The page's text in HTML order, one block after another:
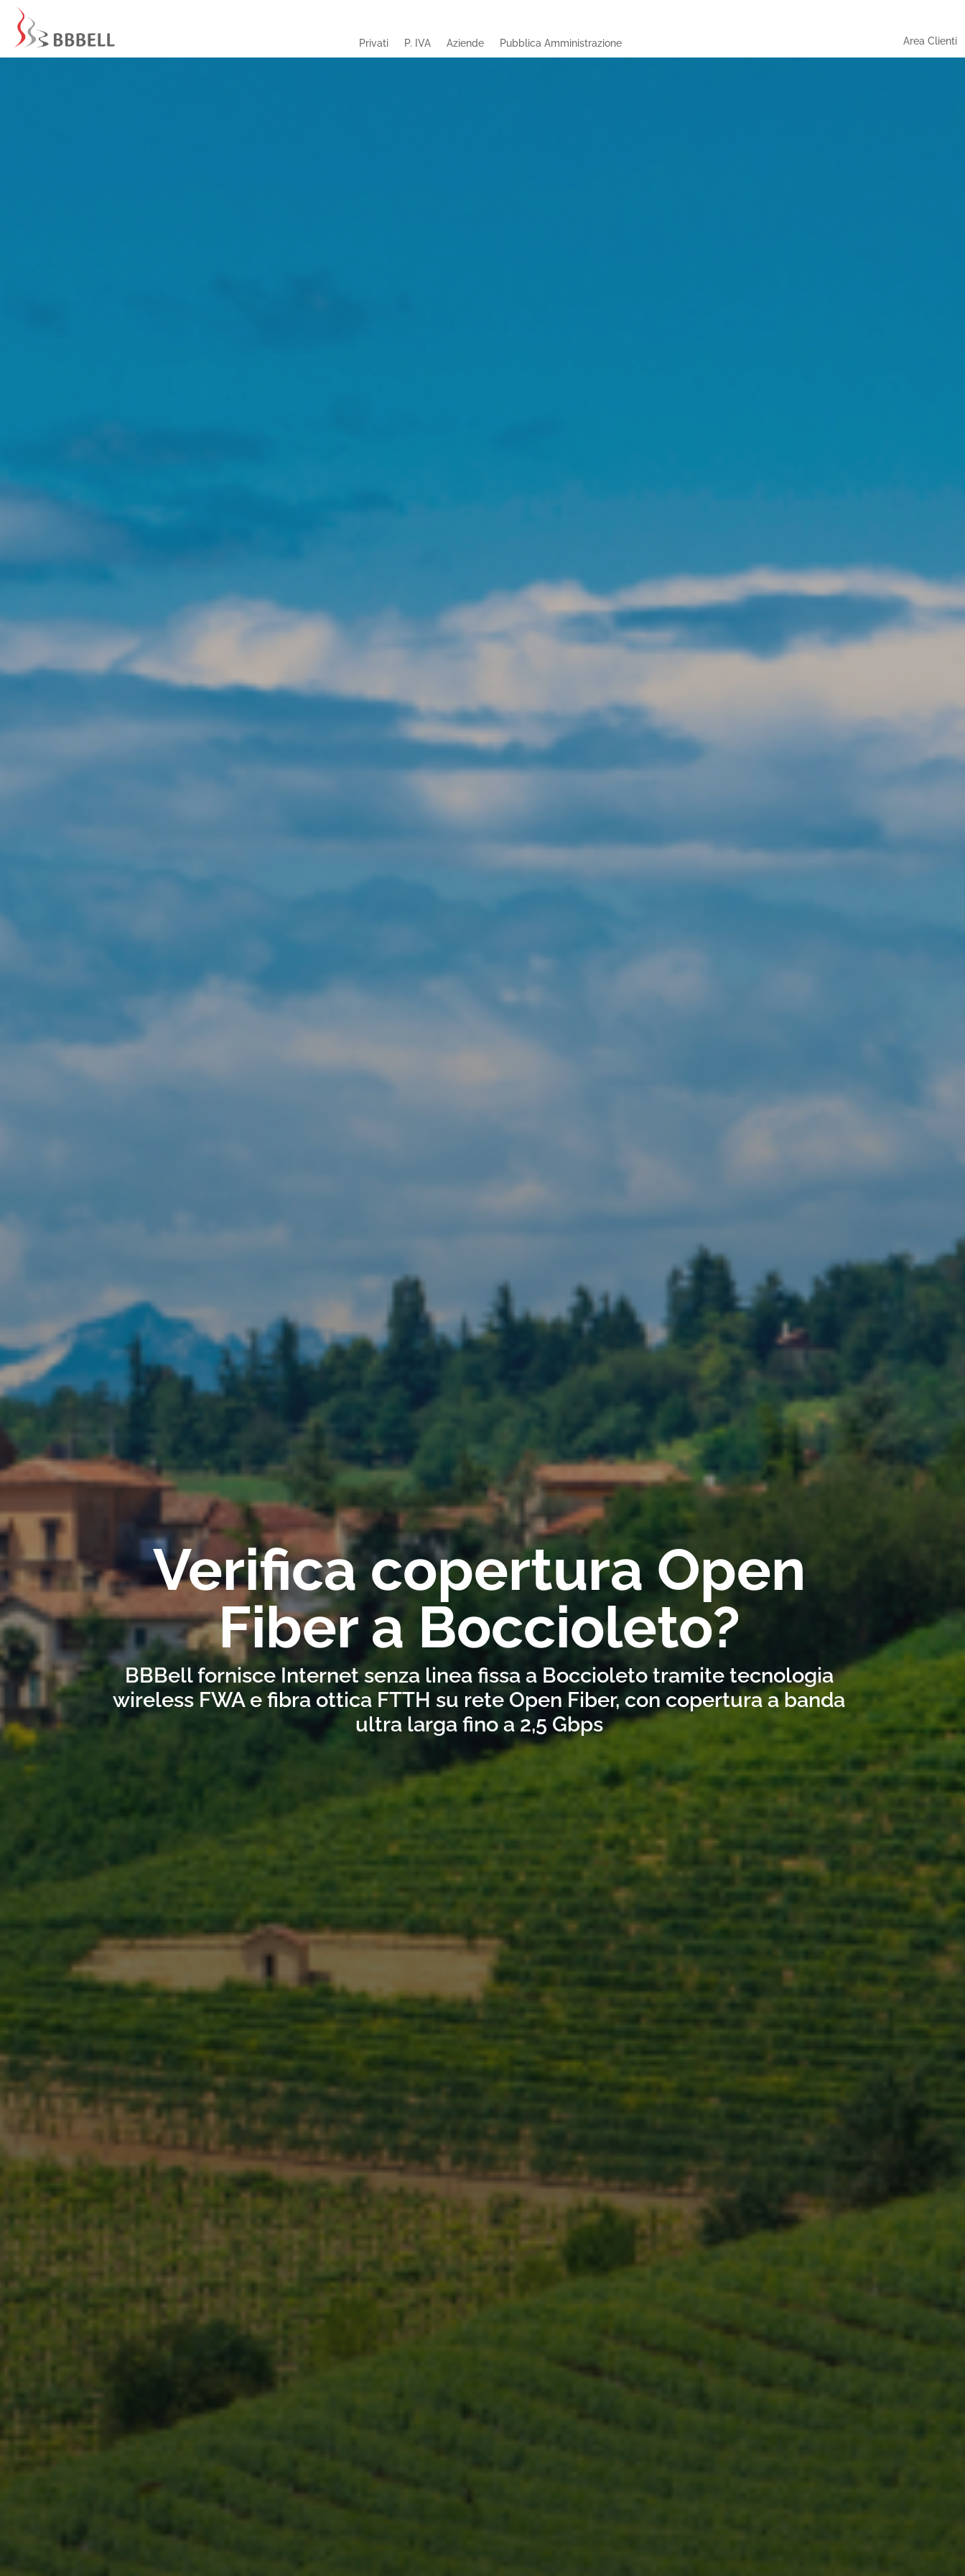
Privati P. IVA Aziende Pubblica Amministrazione Area Clienti
Verifica copertura Open
Fiber a Boccioleto?
BBBell fornisce Internet senza linea fissa a Boccioleto tramite tecnologia
wireless FWA e fibra ottica FTTH su rete Open Fiber, con copertura a banda
ultra larga fino a 2,5 Gbps